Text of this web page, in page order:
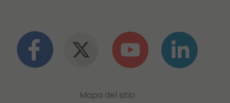
Mapa del sitio